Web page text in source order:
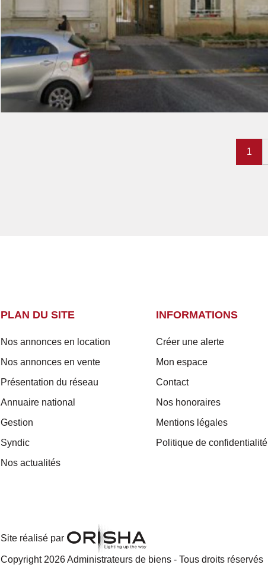
1
PLAN DU SITE
Nos annonces en location
Nos annonces en vente
Présentation du réseau
Annuaire national
Gestion
Syndic
Nos actualités
INFORMATIONS
Créer une alerte
Mon espace
Contact
Nos honoraires
Mentions légales
Politique de confidentialité
Site réalisé par
Copyright 2026 Administrateurs de biens - Tous droits réservés